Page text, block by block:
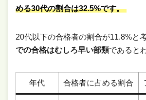
める30代の割合は32.5%です。
20代以下の合格者の割合が11.8%と
での合格はむしろ早い部類であると
年代 合格者に占める割合